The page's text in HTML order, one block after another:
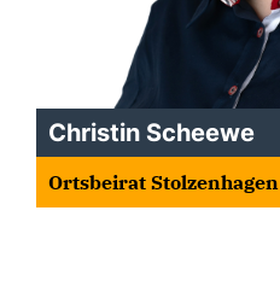
Christin Scheewe
Ortsbeirat Stolzenhagen